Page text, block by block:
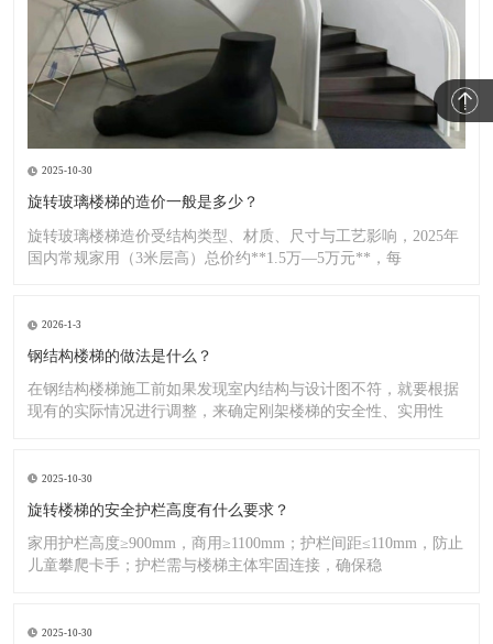
2025-10-30
旋转玻璃楼梯的造价一般是多少？
旋转玻璃楼梯造价受结构类型、材质、尺寸与工艺影响，2025年
国内常规家用（3米层高）总价约**1.5万—5万元**，每
2026-1-3
钢结构楼梯的做法是什么？
在钢结构楼梯施工前如果发现室内结构与设计图不符，就要根据
现有的实际情况进行调整，来确定刚架楼梯的安全性、实用性
2025-10-30
旋转楼梯的安全护栏高度有什么要求？
家用护栏高度≥900mm，商用≥1100mm；护栏间距≤110mm，防止
儿童攀爬卡手；护栏需与楼梯主体牢固连接，确保稳
2025-10-30